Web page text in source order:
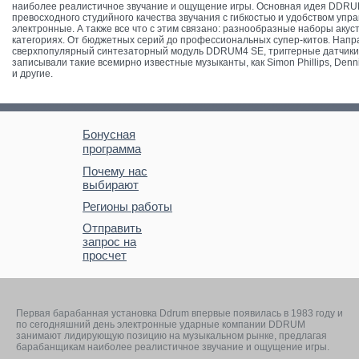
наиболее реалистичное звучание и ощущение игры. Основная идея
превосходного студийного качества звучания с гибкостью и удобством
электронные. А также все что с этим связано: разнообразные наборы
категориях. От бюджетных серий до профессиональных супер-китов.
сверхпопулярный синтезаторный модуль DDRUM4 SE, триггерные
записывали такие всемирно известные музыканты, как Simon Phillips,
и другие.
Бонусная
программа
Почему нас
выбирают
Регионы работы
Отправить
запрос на
просчет
Первая барабанная установка Ddrum впервые появилась в 1983 году и
по сегодняшний день электронные ударные компании DDRUM
занимают лидирующую позицию на музыкальном рынке, предлагая
барабанщикам наиболее реалистичное звучание и ощущение игры.